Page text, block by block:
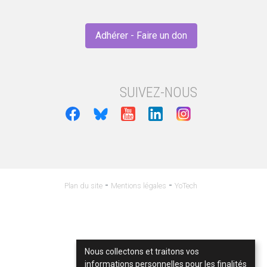
Adhérer - Faire un don
SUIVEZ-NOUS
Plan du site - Mentions légales - YoTech
Nous collectons et traitons vos
informations personnelles pour les finalités